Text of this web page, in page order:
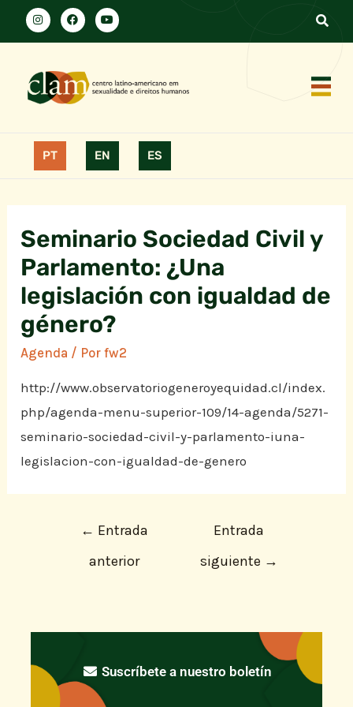
PT EN ES
Seminario Sociedad Civil y
Parlamento: ¿Una
legislación con igualdad de
género?
Agenda / Porfw2
http://www.observatoriogeneroyequidad.cl/index.
php/agenda-menu-superior-109/14-agenda/5271-
seminario-sociedad-civil-y-parlamento-iuna-
legislacion-con-igualdad-de-genero
← Entrada
anterior
Entrada
siguiente →
Suscríbete a nuestro boletín